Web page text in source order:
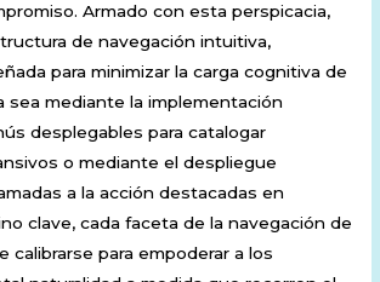
Armado con esta perspicacia,
de navegación intuitiva,
para minimizar la carga cognitiva de
sea mediante la implementación
desplegables para catalogar
o mediante el despliegue
a la acción destacadas en
clave, cada faceta de la navegación de
calibrarse para empoderar a los